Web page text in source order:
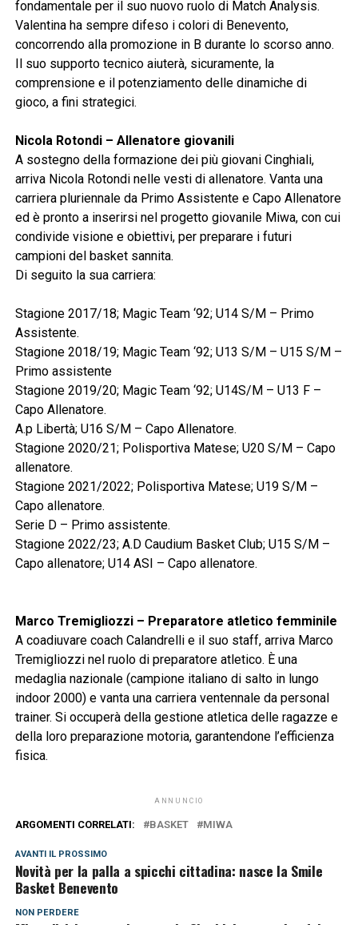
fondamentale per il suo nuovo ruolo di Match Analysis.
Valentina ha sempre difeso i colori di Benevento,
concorrendo alla promozione in B durante lo scorso anno.
Il suo supporto tecnico aiuterà, sicuramente, la
comprensione e il potenziamento delle dinamiche di
gioco, a fini strategici.
Nicola Rotondi – Allenatore giovanili
A sostegno della formazione dei più giovani Cinghiali,
arriva Nicola Rotondi nelle vesti di allenatore. Vanta una
carriera pluriennale da Primo Assistente e Capo Allenatore
ed è pronto a inserirsi nel progetto giovanile Miwa, con cui
condivide visione e obiettivi, per preparare i futuri
campioni del basket sannita.
Di seguito la sua carriera:
Stagione 2017/18; Magic Team ‘92; U14 S/M – Primo
Assistente.
Stagione 2018/19; Magic Team ‘92; U13 S/M – U15 S/M –
Primo assistente
Stagione 2019/20; Magic Team ‘92; U14S/M – U13 F –
Capo Allenatore.
A.p Libertà; U16 S/M – Capo Allenatore.
Stagione 2020/21; Polisportiva Matese; U20 S/M – Capo
allenatore.
Stagione 2021/2022; Polisportiva Matese; U19 S/M –
Capo allenatore.
Serie D – Primo assistente.
Stagione 2022/23; A.D Caudium Basket Club; U15 S/M –
Capo allenatore; U14 ASI – Capo allenatore.
Marco Tremigliozzi – Preparatore atletico femminile
A coadiuvare coach Calandrelli e il suo staff, arriva Marco
Tremigliozzi nel ruolo di preparatore atletico. È una
medaglia nazionale (campione italiano di salto in lungo
indoor 2000) e vanta una carriera ventennale da personal
trainer. Si occuperà della gestione atletica delle ragazze e
della loro preparazione motoria, garantendone l’efficienza
fisica.
ANNUNCIO
ARGOMENTI CORRELATI: BASKET MIWA
AVANTI IL ​​PROSSIMO
Novità per la palla a spicchi cittadina: nasce la Smile
Basket Benevento
NON PERDERE